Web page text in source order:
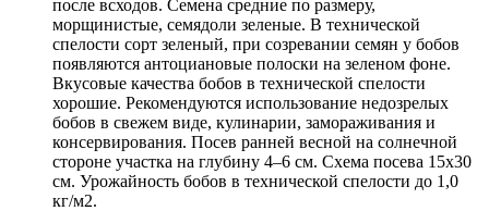
после всходов. Семена средние по размеру,
морщинистые, семядоли зеленые. В технической
спелости сорт зеленый, при созревании семян у бобов
появляются антоциановые полоски на зеленом фоне.
Вкусовые качества бобов в технической спелости
хорошие. Рекомендуются использование недозрелых
бобов в свежем виде, кулинарии, замораживания и
консервирования. Посев ранней весной на солнечной
стороне участка на глубину 4–6 см. Схема посева 15x30
см. Урожайность бобов в технической спелости до 1,0
кг/м2.